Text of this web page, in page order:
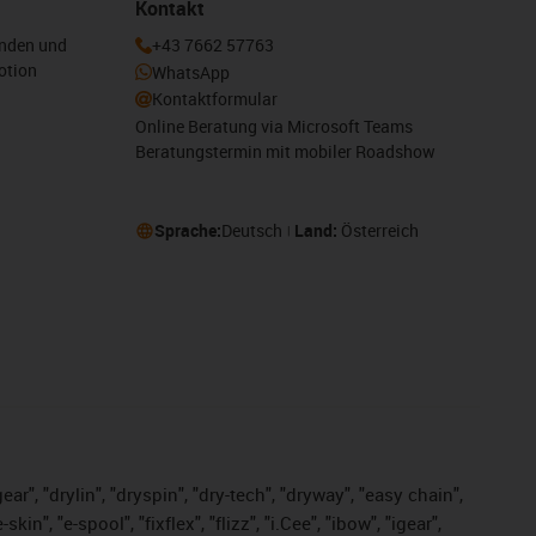
und
Kontakt
+43 7662 57763
WhatsApp
Kontaktformular
Online Beratung via Microsoft Teams
Beratungstermin mit mobiler Roadshow
Sprache:Deutsch Land: Österreich
"drylin", "dryspin", "dry-tech", "dryway", "easy chain",
"e-spool", "fixflex", "flizz", "i.Cee", "ibow", "igear",